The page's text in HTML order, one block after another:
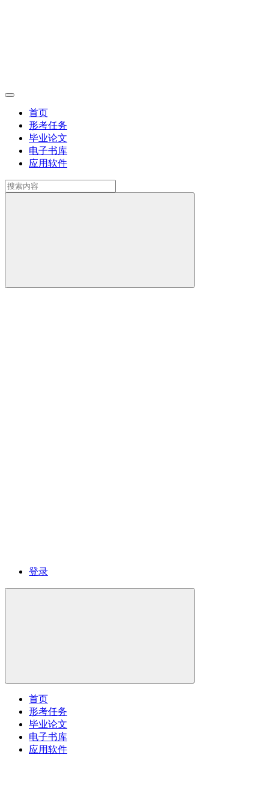
首页
形考任务
毕业论文
电子书库
应用软件
登录
首页
形考任务
毕业论文
电子书库
应用软件